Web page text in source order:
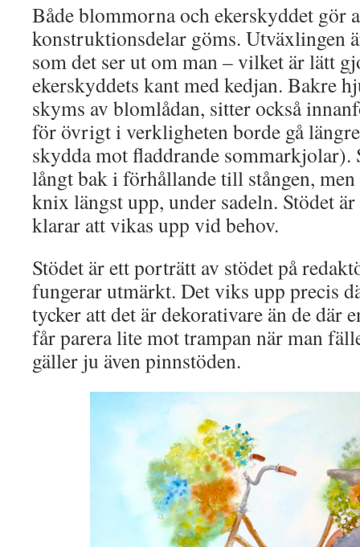
Både blommorna och ekerskyddet gör
konstruktionsdelar göms. Utväxlingen
som det ser ut om man – vilket är lätt
ekerskyddets kant med kedjan. Bakre
skyms av blomlådan, sitter också
för övrigt i verkligheten borde gå
skydda mot fladdrande sommarkjolar).
långt bak i förhållande till stången, men
knix längst upp, under sadeln. Stödet
klarar att vikas upp vid behov.
Stödet är ett porträtt av stödet på
fungerar utmärkt. Det viks upp precis
tycker att det är dekorativare än de där
får parera lite mot trampan när man
gäller ju även pinnstöden.